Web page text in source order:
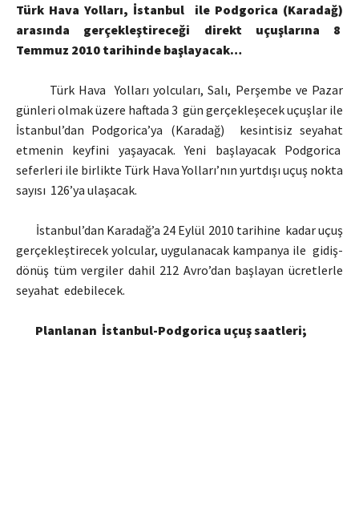
Türk Hava Yolları, İstanbul ile Podgorica (Karadağ)
arasında gerçekleştireceği direkt uçuşlarına 8
Temmuz 2010 tarihinde başlayacak…
Türk Hava Yolları yolcuları, Salı, Perşembe ve Pazar
günleri olmak üzere haftada 3 gün gerçekleşecek uçuşlar ile
İstanbul’dan Podgorica’ya (Karadağ) kesintisiz seyahat
etmenin keyfini yaşayacak. Yeni başlayacak Podgorica
seferleri ile birlikte Türk Hava Yolları’nın yurtdışı uçuş nokta
sayısı 126’ya ulaşacak.
İstanbul’dan Karadağ’a 24 Eylül 2010 tarihine kadar uçuş
gerçekleştirecek yolcular, uygulanacak kampanya ile gidiş-
dönüş tüm vergiler dahil 212 Avro’dan başlayan ücretlerle
seyahat edebilecek.
Planlanan İstanbul-Podgorica uçuş saatleri;